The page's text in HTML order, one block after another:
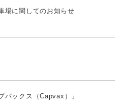
場に関してのお知らせ
バックス（Capvax）」